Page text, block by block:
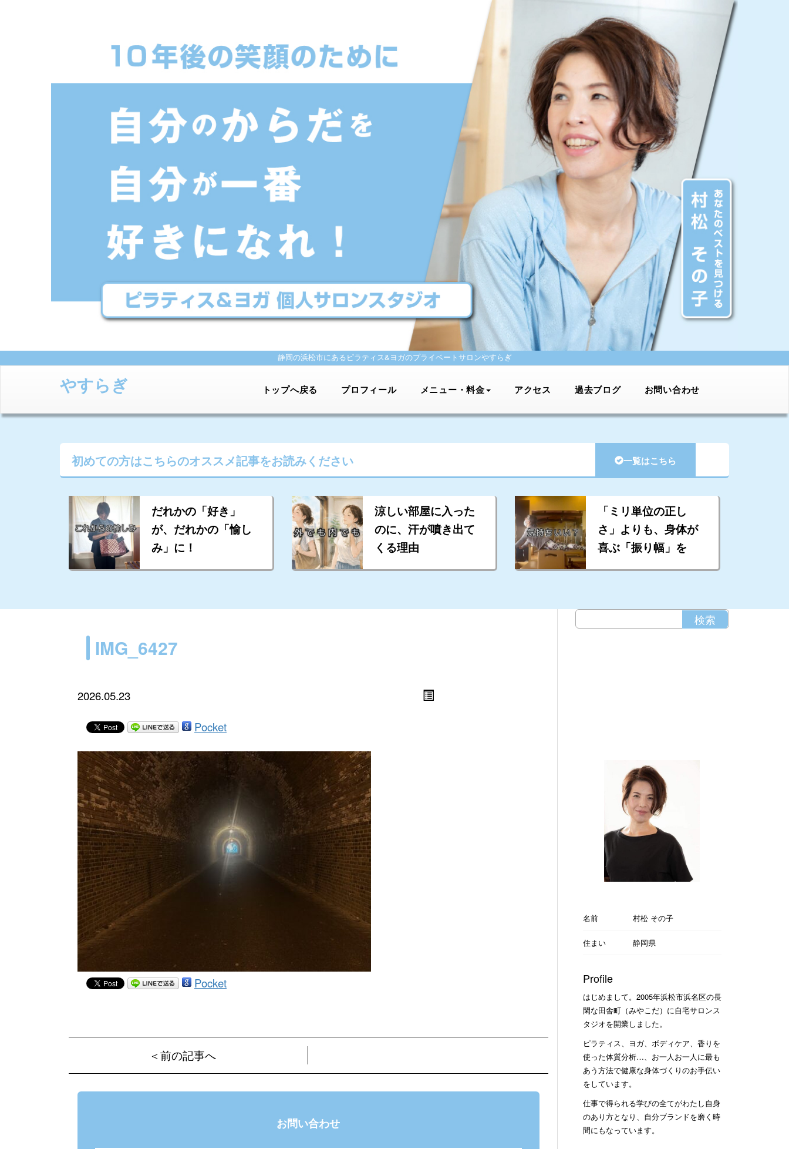
静岡の浜松市にあるピラティス&ヨガのプライベートサロンやすらぎ
やすらぎ トップへ戻る プロフィール メニュー・料金 アクセス 過去ブログ お問い合わせ
初めての方はこちらのオススメ記事をお読みください 一覧はこちら
だれかの「好き」
が、だれかの「愉し
み」に！
涼しい部屋に入った
のに、汗が噴き出て
くる理由
「ミリ単位の正し
さ」よりも、身体が
喜ぶ「振り幅」を
IMG_6427
2026.05.23
Pocket
Pocket
＜前の記事へ
お問い合わせ
名前 村松 その子
住まい 静岡県
Profile
はじめまして。2005年浜松市浜名区の長
閑な田舎町（みやこだ）に自宅サロンス
タジオを開業しました。
ピラティス、ヨガ、ボディケア、香りを
使った体質分析…、お一人お一人に最も
あう方法で健康な身体づくりのお手伝い
をしています。
仕事で得られる学びの全てがわたし自身
のあり方となり、自分ブランドを磨く時
間にもなっています。